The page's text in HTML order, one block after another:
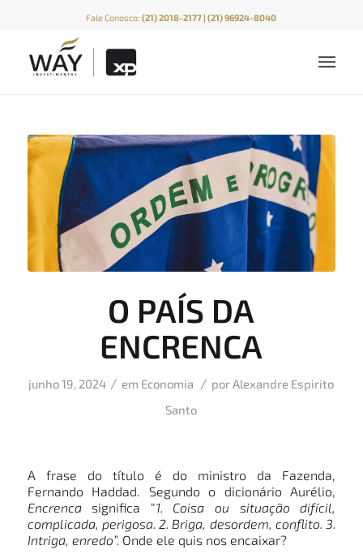
Fale Conosco:(21) 2018-2177 | (21) 96924-8040
O PAÍS DA
ENCRENCA
junho 19, 2024 / em Economia / porAlexandre Espirito
Santo
A frase do título é do ministro da Fazenda,
Fernando Haddad. Segundo o dicionário Aurélio,
Encrencasignifica “1. Coisa ou situação difícil,
complicada, perigosa. 2. Briga, desordem, conflito. 3.
Intriga, enredo”. Onde ele quis nos encaixar?